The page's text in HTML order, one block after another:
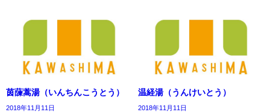
茵蔯蒿湯（いんちんこうとう）
2018年11月11日
温経湯（うんけいとう）
2018年11月11日